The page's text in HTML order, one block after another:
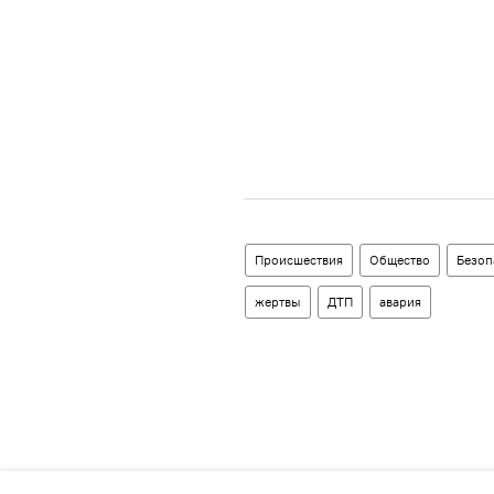
Происшествия Общество
жертвы ДТП авария